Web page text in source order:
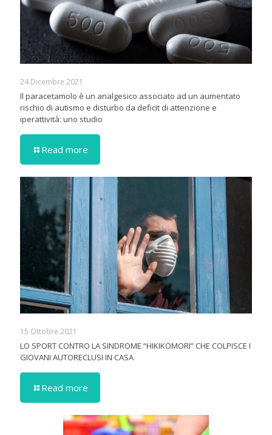
24 Dicembre 2021
Il paracetamolo è un analgesico associato ad un aumentato
rischio di autismo e disturbo da deficit di attenzione e
iperattività: uno studio
Read more
15 Ottobre 2021
LO SPORT CONTRO LA SINDROME “HIKIKOMORI” CHE COLPISCE I
GIOVANI AUTORECLUSI IN CASA
Read more